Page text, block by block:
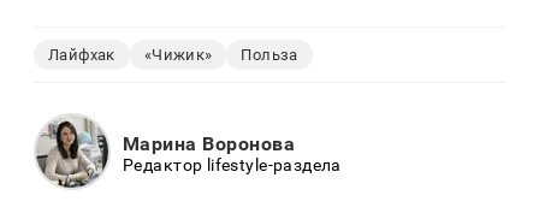
Лайфхак «Чижик» Польза
Марина Воронова
Редактор lifestyle-раздела